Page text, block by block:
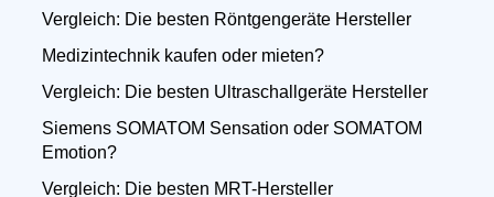
Vergleich: Die besten Röntgengeräte Hersteller
Medizintechnik kaufen oder mieten?
Vergleich: Die besten Ultraschallgeräte Hersteller
Siemens SOMATOM Sensation oder SOMATOM
Emotion?
Vergleich: Die besten MRT-Hersteller